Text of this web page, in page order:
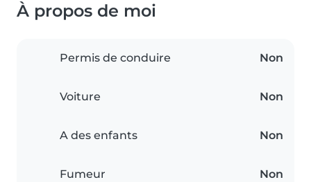
À propos de moi
Permis de conduire Non
Voiture Non
A des enfants Non
Fumeur Non